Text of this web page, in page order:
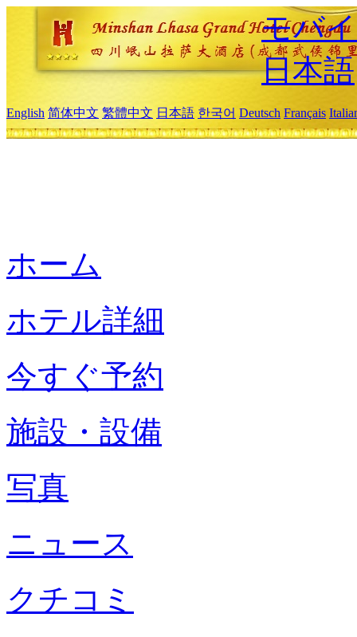
モバ
日本語
English 简体中文 繁體中文 日本語 한국어 Deutsch Français
ホーム
ホテル詳細
今すぐ予約
施設・設備
写真
ニュース
クチコミ